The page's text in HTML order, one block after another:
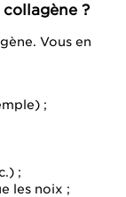
?
Vous en
;
;
les noix ;